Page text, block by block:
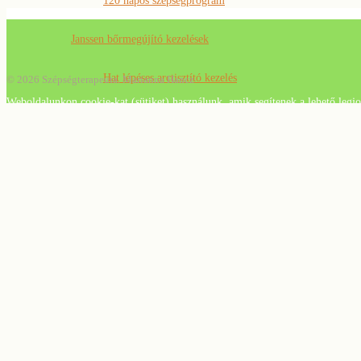
Janssen bőrmegújító kezelések
Hat lépéses arctisztító kezelés
© 2026 Szépségterapeuta. Marianna Hancz
Weboldalunkon cookie-kat (sütiket) használunk, amik segítenek a lehető